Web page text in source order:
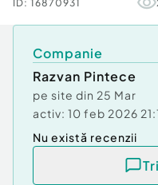
Apă
Gaz
ID: 16870931
Companie
Razvan Pintece
pe site din 25 Mar
activ: 10 feb 2026
Nu există recenzii